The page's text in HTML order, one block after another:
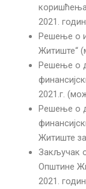
коришћења
2021.
Решење о
Житиште“
Решење о
2021.г.
Решење о
Житиште
Закључак
Општине
2021.